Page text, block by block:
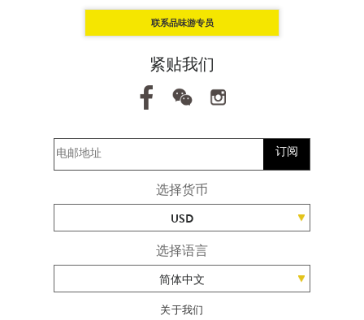
联系品味游专员
紧贴我们
订阅
选择货币
USD
选择语言
简体中文
关于我们